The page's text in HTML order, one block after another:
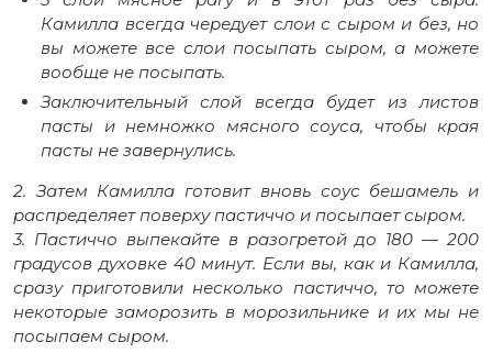
Камилла всегда чередует слои с сыром и без, но
вы можете все слои посыпать сыром, а можете
вообще не посыпать.
Заключительный слой всегда будет из листов
пасты и немножко мясного соуса, чтобы края
пасты не завернулись.
2. Затем Камилла готовит вновь соус бешамель и
распределяет поверху пастиччо и посыпает сыром.
3. Пастиччо выпекайте в разогретой до 180 — 200
градусов духовке 40 минут. Если вы, как и Камилла,
сразу приготовили несколько пастиччо, то можете
некоторые заморозить в морозильнике и их мы не
посыпаем сыром.